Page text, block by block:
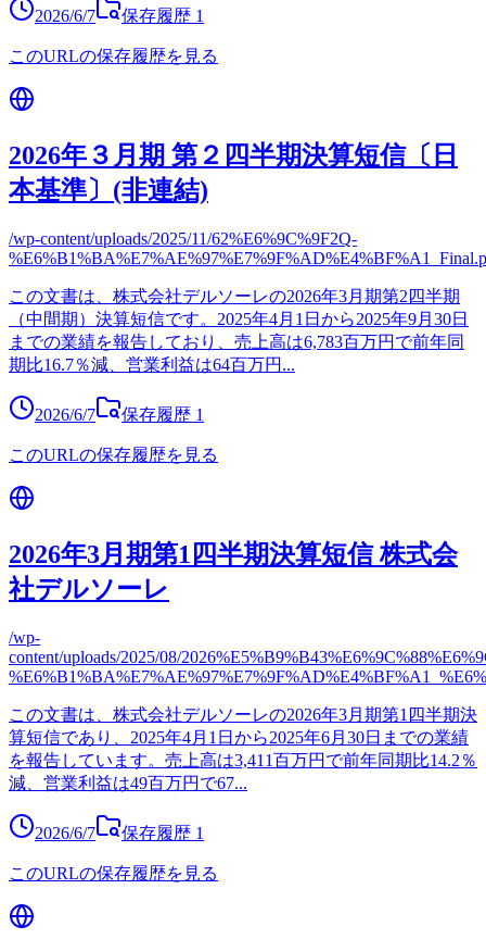
2026/6/7 保存履歴 1
このURLの保存履歴を見る
2026年３月期 第２四半期決算短信〔日
本基準〕(非連結)
/wp-content/uploads/2025/11/62%E6%9C%9F2Q-
この文書は、株式会社デルソーレの2026年3月期第2四半期
（中間期）決算短信です。2025年4月1日から2025年9月30日
までの業績を報告しており、売上高は6,783百万円で前年同
期比16.7％減、営業利益は64百万円 ...
2026/6/7 保存履歴 1
このURLの保存履歴を見る
2026年3月期第1四半期決算短信 株式会
社デルソーレ
/wp-
content/uploads/2025/08/
この文書は、株式会社デルソーレの2026年3月期第1四半期決
算短信であり、2025年4月1日から2025年6月30日までの業績
を報告しています。売上高は3,411百万円で前年同期比14.2％
減、営業利益は49百万円で67...
2026/6/7 保存履歴 1
このURLの保存履歴を見る